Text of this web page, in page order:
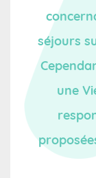
séjours
une